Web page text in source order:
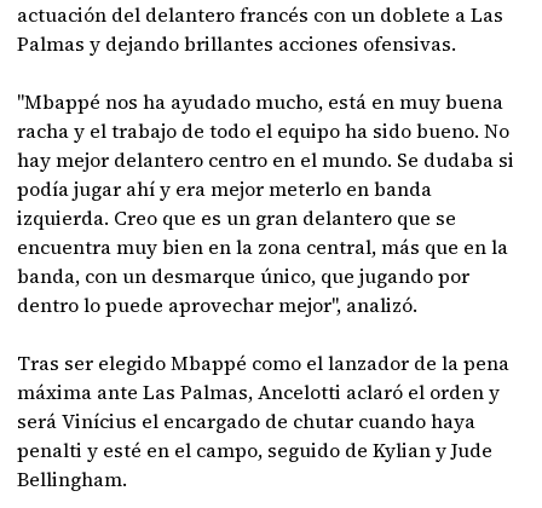
actuación del delantero francés con un doblete a Las
Palmas y dejando brillantes acciones ofensivas.
"Mbappé nos ha ayudado mucho, está en muy buena
racha y el trabajo de todo el equipo ha sido bueno. No
hay mejor delantero centro en el mundo. Se dudaba si
podía jugar ahí y era mejor meterlo en banda
izquierda. Creo que es un gran delantero que se
encuentra muy bien en la zona central, más que en la
banda, con un desmarque único, que jugando por
dentro lo puede aprovechar mejor", analizó.
Tras ser elegido Mbappé como el lanzador de la pena
máxima ante Las Palmas, Ancelotti aclaró el orden y
será Vinícius el encargado de chutar cuando haya
penalti y esté en el campo, seguido de Kylian y Jude
Bellingham.